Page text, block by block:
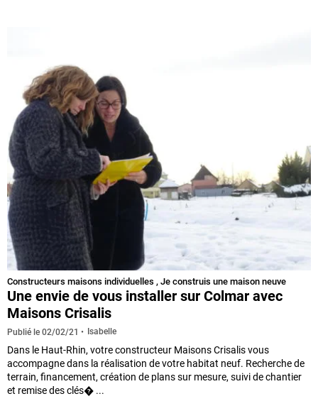
Constructeurs maisons individuelles , Je construis une maison neuve
Une envie de vous installer sur Colmar avec
Maisons Crisalis
Publié le 02/02/21 Isabelle
Dans le Haut-Rhin, votre constructeur Maisons Crisalis vous
accompagne dans la réalisation de votre habitat neuf. Recherche de
terrain, financement, création de plans sur mesure, suivi de chantier
et remise des clés� ...